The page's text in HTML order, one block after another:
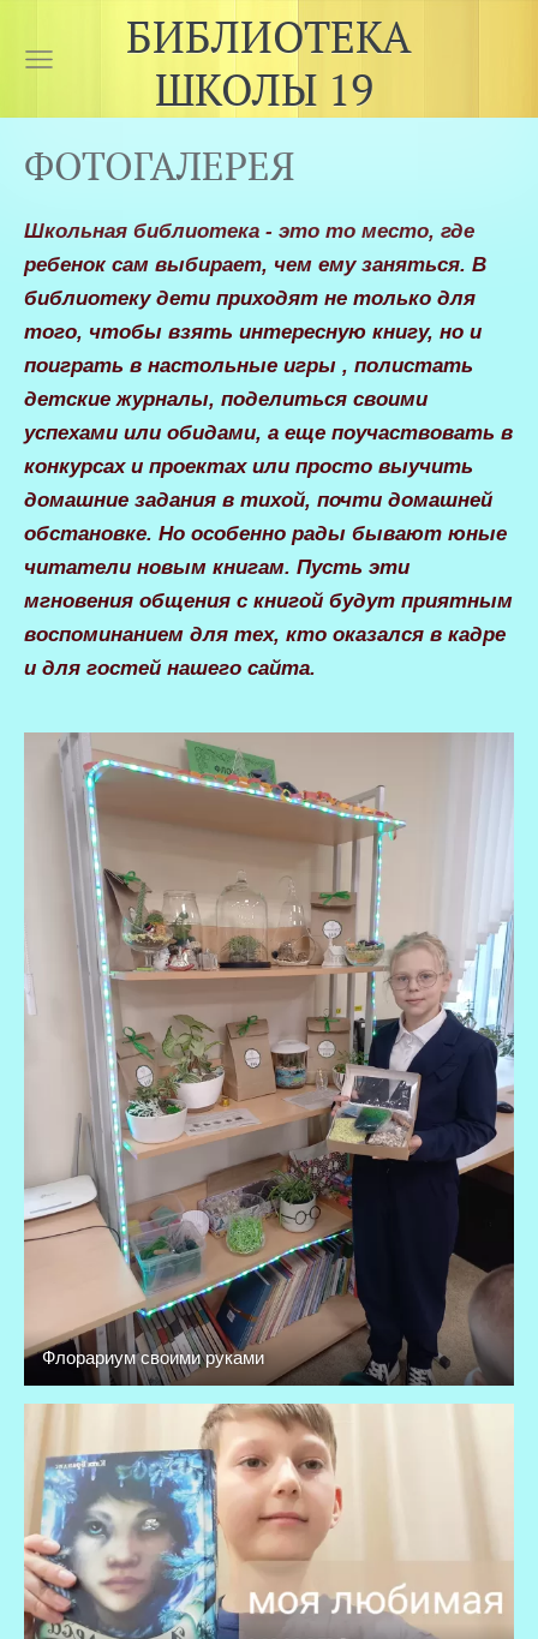
БИБЛИОТЕКА
ШКОЛЫ 19
ФОТОГАЛЕРЕЯ
Школьная библиотека - это то место, где
ребенок сам выбирает, чем ему заняться. В
библиотеку дети приходят не только для
того, чтобы взять интересную книгу, но и
поиграть в настольные игры , полистать
детские журналы, поделиться своими
успехами или обидами, а еще поучаствовать в
конкурсах и проектах или просто выучить
домашние задания в тихой, почти домашней
обстановке. Но особенно рады бывают юные
читатели новым книгам. Пусть эти
мгновения общения с книгой будут приятным
воспоминанием для тех, кто оказался в кадре
и для гостей нашего сайта.
Флорариум своими руками